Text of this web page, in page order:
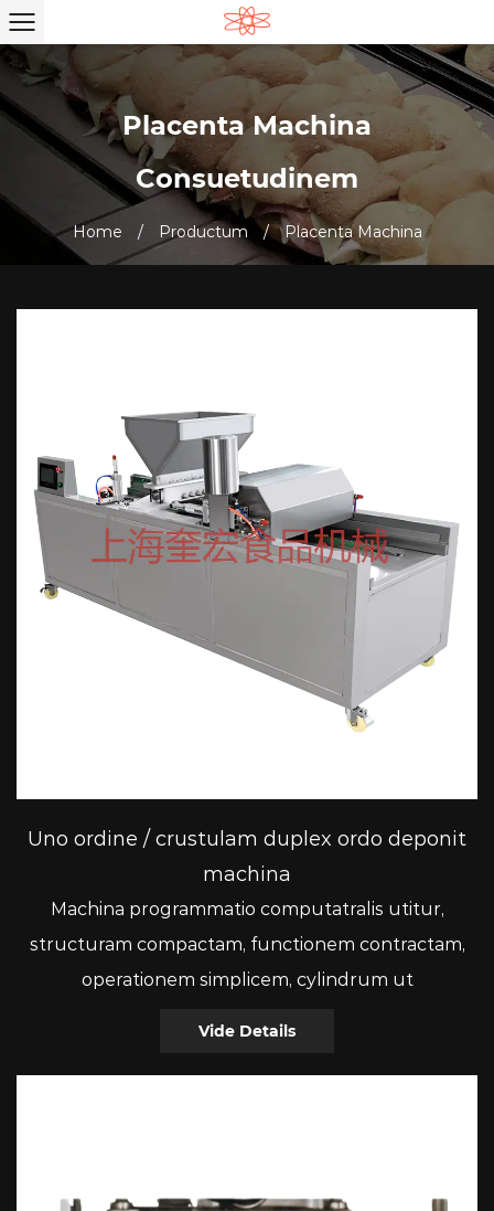
Placenta Machina
Consuetudinem
Home / Productum / Placenta Machina
Uno ordine / crustulam duplex ordo deponit
machina
Machina programmatio computatralis utitur,
structuram compactam, functionem contractam,
operationem simplicem, cylindrum ut
Vide Details